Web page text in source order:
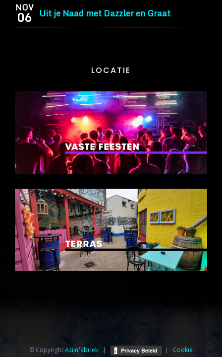
NOV
06 Uit je Naad met Dazzler en Graat
LOCATIE
© CopyrightAzijnfabriek⁩ | | Cookie